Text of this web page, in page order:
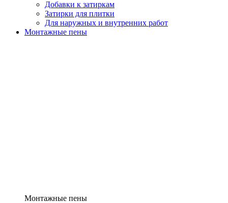
Добавки к затиркам
Затирки для плитки
Для наружных и внутренних работ
Монтажные пены
Монтажные пены